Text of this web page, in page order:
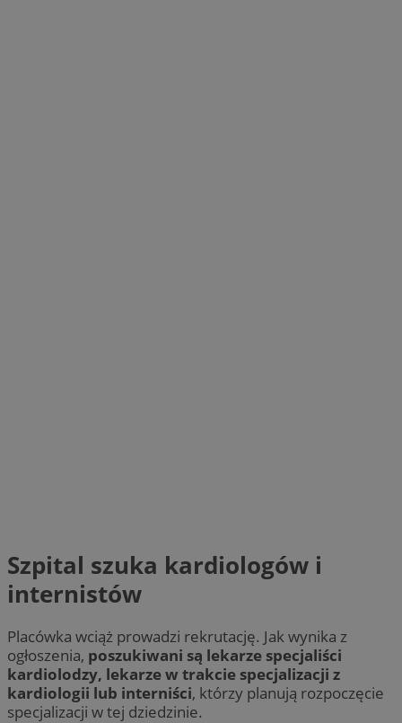
Szpital szuka kardiologów i
internistów
Placówka wciąż prowadzi rekrutację. Jak wynika z
ogłoszenia, poszukiwani są lekarze specjaliści
kardiolodzy, lekarze w trakcie specjalizacji z
kardiologii lub interniści, którzy planują rozpoczęcie
specjalizacji w tej dziedzinie.